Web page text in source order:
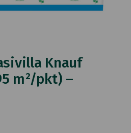
Knauf
m²/pkt) –